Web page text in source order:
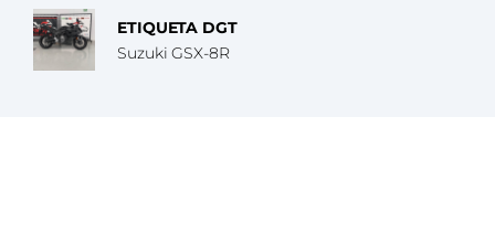
ETIQUETA DGT
Suzuki GSX-8R